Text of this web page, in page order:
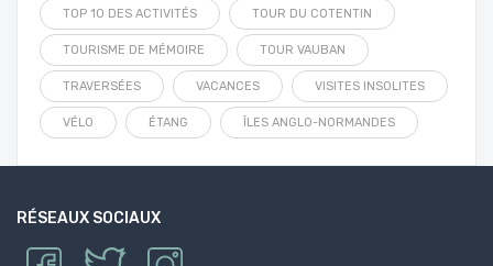
TOP 10 DES ACTIVITÉS TOUR DU COTENTIN
TOURISME DE MÉMOIRE TOUR VAUBAN
TRAVERSÉES VACANCES VISITES INSOLITES
VÉLO ÉTANG ÎLES ANGLO-NORMANDES
RÉSEAUX SOCIAUX